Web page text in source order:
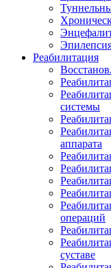
Реабилитация
системы
аппарата
операций
суставе